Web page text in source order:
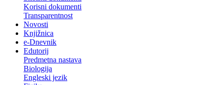
Korisni dokumenti
Transparentnost
Novosti
Knjižnica
e-Dnevnik
Edutorij
Predmetna nastava
Biologija
Engleski jezik